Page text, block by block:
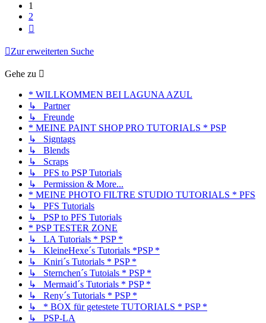
1
2
Zur erweiterten Suche
Gehe zu
* WILLKOMMEN BEI LAGUNA AZUL
↳ Partner
↳ Freunde
* MEINE PAINT SHOP PRO TUTORIALS * PSP
↳ Signtags
↳ Blends
↳ Scraps
↳ PFS to PSP Tutorials
↳ Permission & More...
* MEINE PHOTO FILTRE STUDIO TUTORIALS * PFS
↳ PFS Tutorials
↳ PSP to PFS Tutorials
* PSP TESTER ZONE
↳ LA Tutorials * PSP *
↳ KleineHexe´s Tutorials *PSP *
↳ Kniri´s Tutorials * PSP *
↳ Sternchen´s Tutoials * PSP *
↳ Mermaid´s Tutorials * PSP *
↳ Reny´s Tutorials * PSP *
↳ * BOX für getestete TUTORIALS * PSP *
↳ PSP-LA